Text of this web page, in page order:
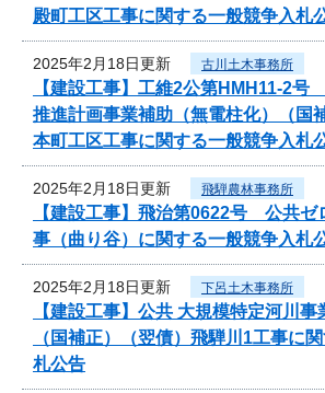
殿町工区工事に関する一般競争入札
2025年2月18日更新 古川土木事務所
【建設工事】工維2公第HMH11-2
推進計画事業補助（無電柱化）（国
本町工区工事に関する一般競争入札
2025年2月18日更新 飛騨農林事務所
【建設工事】飛治第0622号 公共
事（曲り谷）に関する一般競争入札
2025年2月18日更新 下呂土木事務所
【建設工事】公共 大規模特定河川事
（国補正）（翌債）飛騨川1工事に
札公告